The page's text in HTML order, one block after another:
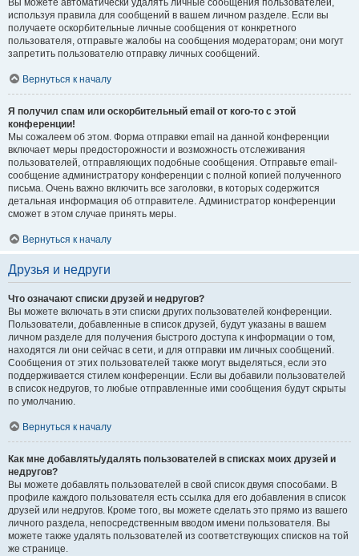
Вы можете автоматически удалять личные сообщения пользователей,
используя правила для сообщений в вашем личном разделе. Если вы
получаете оскорбительные личные сообщения от конкретного
пользователя, отправьте жалобы на сообщения модераторам; они могут
запретить пользователю отправку личных сообщений.
Вернуться к началу
Я получил спам или оскорбительный email от кого-то с этой
конференции!
Мы сожалеем об этом. Форма отправки email на данной конференции
включает меры предосторожности и возможность отслеживания
пользователей, отправляющих подобные сообщения. Отправьте email-
сообщение администратору конференции с полной копией полученного
письма. Очень важно включить все заголовки, в которых содержится
детальная информация об отправителе. Администратор конференции
сможет в этом случае принять меры.
Вернуться к началу
Друзья и недруги
Что означают списки друзей и недругов?
Вы можете включать в эти списки других пользователей конференции.
Пользователи, добавленные в список друзей, будут указаны в вашем
личном разделе для получения быстрого доступа к информации о том,
находятся ли они сейчас в сети, и для отправки им личных сообщений.
Сообщения от этих пользователей также могут выделяться, если это
поддерживается стилем конференции. Если вы добавили пользователей
в список недругов, то любые отправленные ими сообщения будут скрыты
по умолчанию.
Вернуться к началу
Как мне добавлять/удалять пользователей в списках моих друзей и
недругов?
Вы можете добавлять пользователей в свой список двумя способами. В
профиле каждого пользователя есть ссылка для его добавления в список
друзей или недругов. Кроме того, вы можете сделать это прямо из вашего
личного раздела, непосредственным вводом имени пользователя. Вы
можете также удалять пользователей из соответствующих списков на той
же странице.